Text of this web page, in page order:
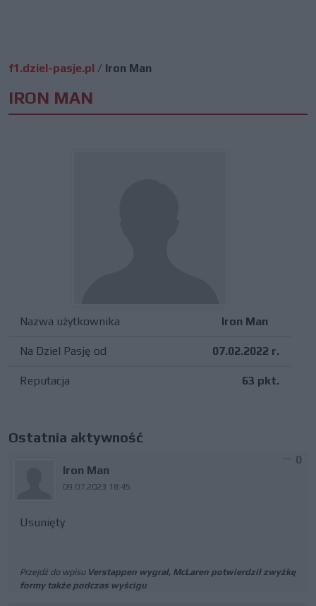
f1.dziel-pasje.pl / Iron Man
IRON MAN
Nazwa użytkownika Iron Man
Na Dziel Pasję od 07.02.2022 r.
Reputacja 63 pkt.
Ostatnia aktywność
Iron Man
09.07.2023 18:45
0
Usunięty
Przejdź do wpisu Verstappen wygrał, McLaren potwierdził zwyżkę
formy także podczas wyścigu